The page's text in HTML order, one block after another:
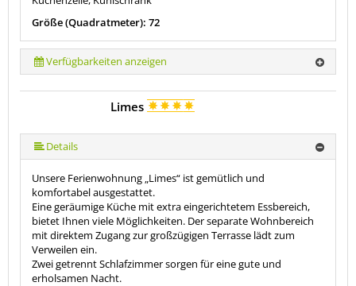
Größe (Quadratmeter): 72
Verfügbarkeiten anzeigen
Limes
Details
Unsere Ferienwohnung „Limes“ ist gemütlich und
komfortabel ausgestattet.
Eine geräumige Küche mit extra eingerichtetem Essbereich,
bietet Ihnen viele Möglichkeiten. Der separate Wohnbereich
mit direktem Zugang zur großzügigen Terrasse lädt zum
Verweilen ein.
Zwei getrennt Schlafzimmer sorgen für eine gute und
erholsamen Nacht.